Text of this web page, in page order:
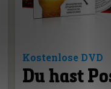
Kostenlose DVD
Du hast